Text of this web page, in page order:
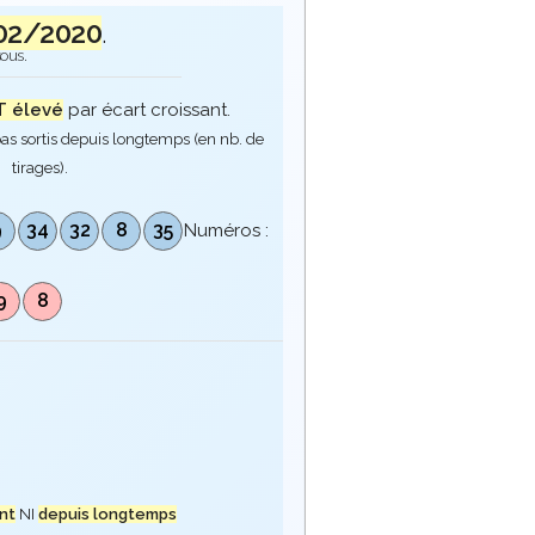
2020.
élevé par écart croissant.
sortis depuis longtemps (en nb. de
tirages).
34 32 8 35 Numéros :
8
NI depuis longtemps